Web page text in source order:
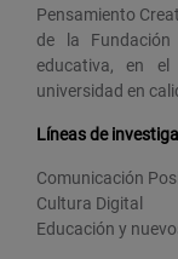
Pensamiento
de la
educativa, en
universidad en
Líneas de
Comunicación
Cultura Digital
Educación y